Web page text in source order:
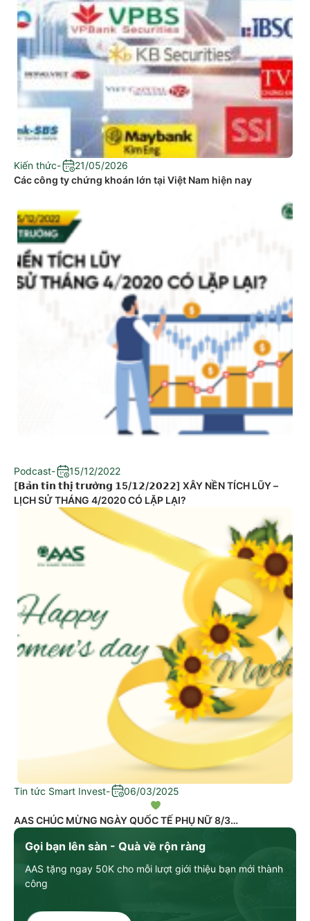
Gọi bạn lên sàn - Quà về rộn ràng
AAS tặng ngay 50K cho mỗi lượt giới thiệu bạn mới thành
công
Kiến thức-
21/05/2026
Các công ty chứng khoán lớn tại Việt Nam hiện nay
Podcast-
15/12/2022
[𝗕𝗮̉𝗻 𝘁𝗶𝗻 𝘁𝗵𝗶̣ 𝘁𝗿𝘂̛𝗼̛̀𝗻𝗴 𝟭5/𝟭𝟮/𝟮𝟬𝟮𝟮] XÂY NỀN TÍCH LŨY –
LỊCH SỬ THÁNG 4/2020 CÓ LẶP LẠI?
Tin tức Smart Invest- 06/03/2025
AAS CHÚC MỪNG NGÀY QUỐC TẾ PHỤ NỮ 8/3